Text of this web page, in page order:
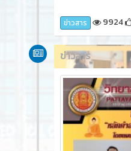
ข่าวสาร 9924
ข่าวสาร